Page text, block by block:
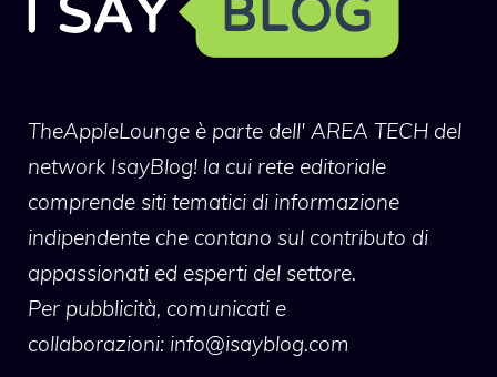
TheAppleLounge è parte dell' AREA TECH del
network IsayBlog! la cui rete editoriale
comprende siti tematici di informazione
indipendente che contano sul contributo di
appassionati ed esperti del settore.
Per pubblicità, comunicati e
collaborazioni: info@isayblog.com